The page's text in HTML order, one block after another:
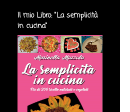
Il mio Libro: "La semplicità
in cucina"